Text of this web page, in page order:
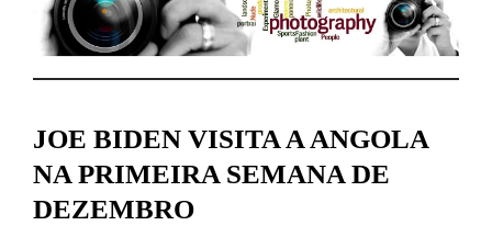
JOE BIDEN VISITA A ANGOLA
NA PRIMEIRA SEMANA DE
DEZEMBRO